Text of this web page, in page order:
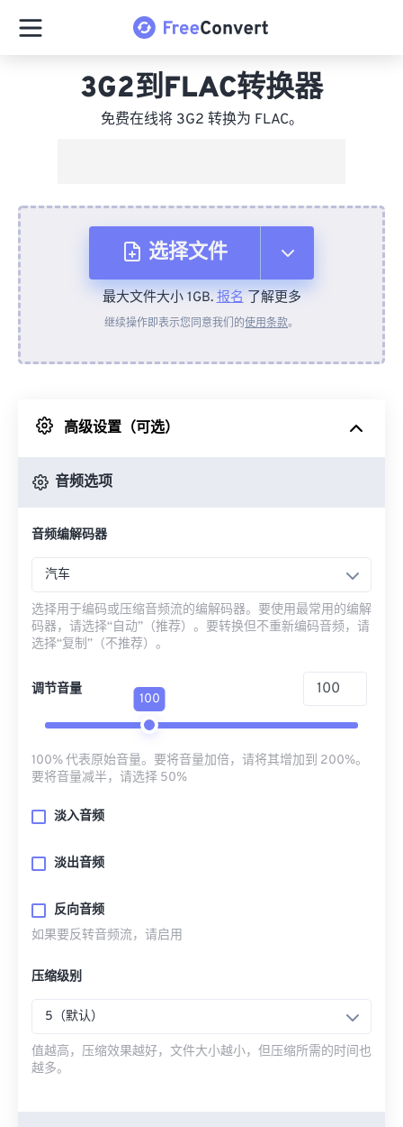
3G2到FLAC转换器
免费在线将 3G2 转换为 FLAC。
选择文件
从设备
来自 Google Drive
最大文件大小 1GB.报名了解更多
继续操作即表示您同意我们的使用条款。
高级设置（可选）
音频选项
音频编解码器
汽车
选择用于编码或压缩音频流的编解码器。要使用最常用的编解
码器，请选择“自动”（推荐）。要转换但不重新编码音频，请
选择“复制”（不推荐）。
调节音量
100
100% 代表原始音量。要将音量加倍，请将其增加到 200%。
要将音量减半，请选择 50%
淡入音频
淡出音频
反向音频
如果要反转音频流，请启用
压缩级别
5（默认）
值越高，压缩效果越好，文件大小越小，但压缩所需的时间也
越多。